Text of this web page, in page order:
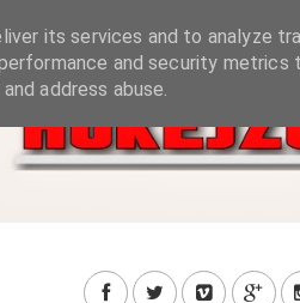
its services and to analyze
and security metrics
address abuse.